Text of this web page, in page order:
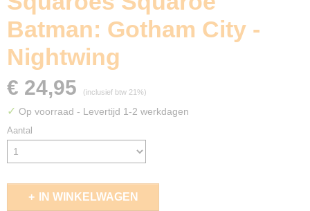
Batman: Gotham City -
Nightwing
€ 24,95 (inclusief btw 21%)
✓ Op voorraad - Levertijd 1-2 werkdagen
Aantal
IN WINKELWAGEN